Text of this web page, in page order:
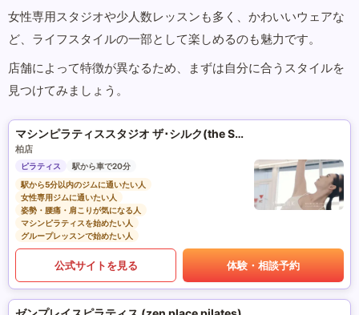
女性専用スタジオや少人数レッスンも多く、かわいいウェアな
ど、ライフスタイルの一部として楽しめるのも魅力です。
店舗によって特徴が異なるため、まずは自分に合うスタイルを
見つけてみましょう。
マシンピラティススタジオ ザ･シルク(the SILK)
柏店
ピラティス
駅から車で20分
駅から5分以内のジムに通いたい人
女性専用ジムに通いたい人
姿勢・腰痛・肩こりが気になる人
マシンピラティスを始めたい人
グループレッスンで始めたい人
公式サイトを見る 体験・相談予約